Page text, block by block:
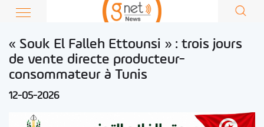
« Souk El Falleh Ettounsi » : trois jours
de vente directe producteur-
consommateur à Tunis
12-05-2026